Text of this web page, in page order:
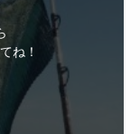
ね！